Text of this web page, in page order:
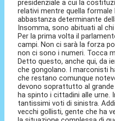
presidenziale a cui la
relativi mentre quella formale
abbastanza determinante
Insomma, sono abituati al
Per la prima volta il
campi. Non ci sarà la forza
non ci sono i numeri. Tocca
Detto questo, anche qui, da
che gongolano. I marconisti
che restano comunque
devono soprattutto al
ha spinto i cittadini alle urne.
tantissimi voti di sinistra.
vecchi gollisti, gente che ha